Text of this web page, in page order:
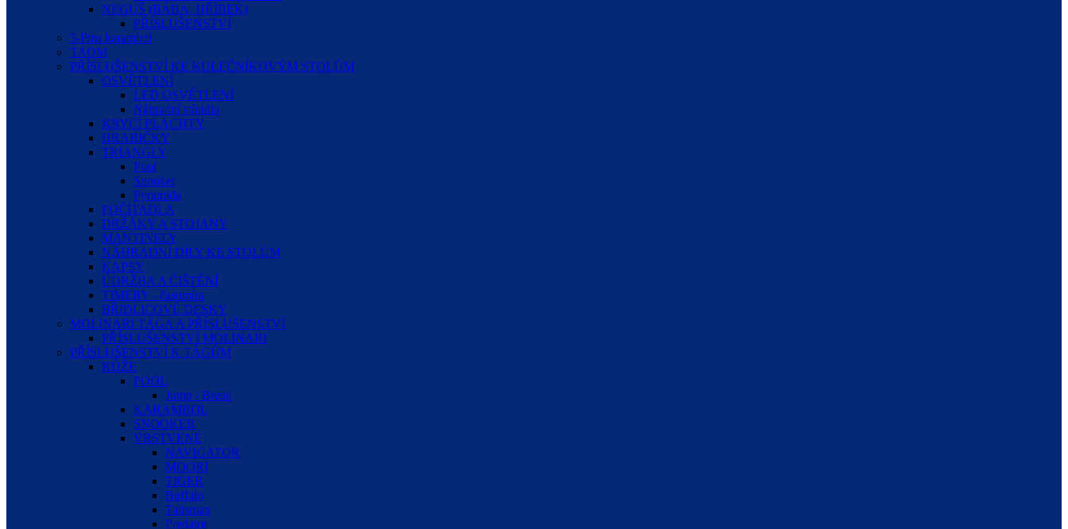
NEGUŠ (BÁBA, HŘÍBEK)
PŘÍSLUŠENSTVÍ
5-Pins karambol
TAOM
PŘÍSLUŠENSTVÍ KE KULEČNÍKOVÝM STOLŮM
OSVĚTLENÍ
LED OSVĚTLENÍ
Náhradní stínidla
KRYCÍ PLACHTY
HRABIČKY
TRIANGLY
Pool
Snooker
Pyramida
POČÍTADLA
DRŽÁKY A STOJANY
MANTINELY
NÁHRADNÍ DÍLY KE STOLŮM
KAPSY
ÚDRŽBA A ČIŠTĚNÍ
TIMERY - časomíra
BŘIDLICOVÉ DESKY
MOLINARI TÁGA A PŘÍSLUŠENSTVÍ
PŘÍSLUŠENSTVÍ MOLINARI
PŘÍSLUŠENSTVÍ K TÁGŮM
KŮŽE
POOL
Jump / Break
KARAMBOL
SNOOKER
VRSTVENÉ
NAVIGATOR
MOORI
TIGER
Buffalo
Talisman
Predator